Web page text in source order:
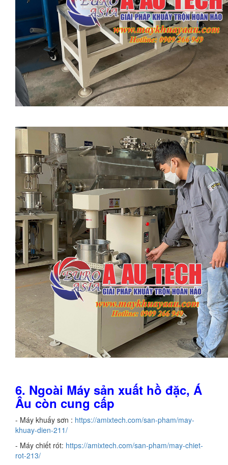
6. Ngoài Máy sản xuất hồ đặc, Á
Âu còn cung cấp
- Máy khuấy sơn : https://amixtech.com/san-pham/may-
khuay-dien-211/
- Máy chiết rót: https://amixtech.com/san-pham/may-chiet-
rot-213/